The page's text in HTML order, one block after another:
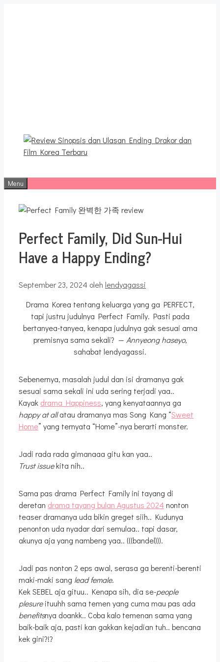
Menu
Perfect Family, Did Sun-Hui
Have a Happy Ending?
September 23, 2024 oleh lendyagassi
Drama Korea tentang keluarga yang ga PERFECT,
tapi justru judulnya Perfect Family. Pasti pada
bertanyea-tanyea, kenapa judulnya gak sesuai ama
premisnya sama sekali? — Annyeong haseyo,
sahabat lendyagassi.
Sebenernya, masalah judul dan isi dramanya gak
sesuai sama sekali ini uda sering terjadi yaa..
Kayak drama Happiness, yang kenyataannya ga
happy at allatau dramanya mas Song Kang “Sweet
Home” yang ternyata “Home”-nya berarti monster.
Jadi rada rada gimanaaa gitu kan yaa..
Trust issuekita nih..
Sama pas drama Perfect Family ini tayang di
deretan drama tayang bulan Agustus 2024 nonton
teaser dramanya uda bikin greget siih.. Kudunya
penonton uda nyadar dari semulaa.. tapi dasar,
akunya aja yang nambeng yaa.. (((bandel))).
Jadi pas nonton 2 eps awal, serasa ga berenti-berenti
maki-maki sang lead female.
Kek SEBEL aja gituu.. Kenapa sih, dia se-people
plesureituuhh sama temen yang cuma mau pas ada
benefitsnya doankk.. Coba kalo temenan sama yang
baik-baik aja, pasti kan gakkan kejadian tuh.. bencana
kek gini?!?